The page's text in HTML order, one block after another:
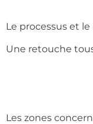
Le processus et
Une retouche
Les zones